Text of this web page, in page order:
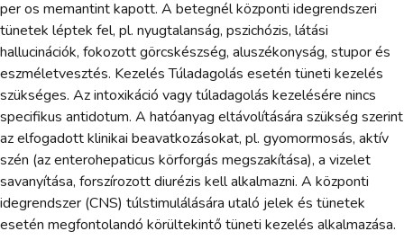
per os memantint kapott. A betegnél központi idegrendszeri
tünetek léptek fel, pl. nyugtalanság, pszichózis, látási
hallucinációk, fokozott görcskészség, aluszékonyság, stupor és
eszméletvesztés. Kezelés Túladagolás esetén tüneti kezelés
szükséges. Az intoxikáció vagy túladagolás kezelésére nincs
specifikus antidotum. A hatóanyag eltávolítására szükség szerint
az elfogadott klinikai beavatkozásokat, pl. gyomormosás, aktív
szén (az enterohepaticus körforgás megszakítása), a vizelet
savanyítása, forszírozott diurézis kell alkalmazni. A központi
idegrendszer (CNS) túlstimulálására utaló jelek és tünetek
esetén megfontolandó körültekintő tüneti kezelés alkalmazása.